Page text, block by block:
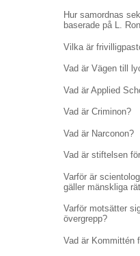
Hur samordnas
baserade på L.
Vilka är
Vad är Vägen till
Vad är Applied
Vad är Criminon?
Vad är Narconon?
Vad är stiftelsen
Varför är
gäller mänskliga
Varför motsätter
övergrepp?
Vad är Kommittén